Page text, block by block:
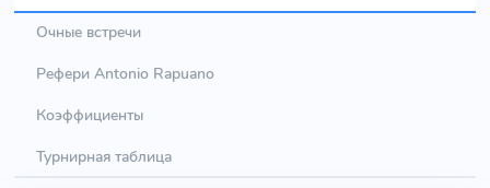
Очные встречи
Рефери Antonio Rapuano
Коэффициенты
Турнирная таблица